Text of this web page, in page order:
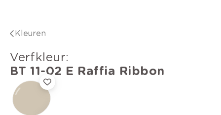
Kleuren
verfkleur:
BT 11-02 E Raffia Ribbon